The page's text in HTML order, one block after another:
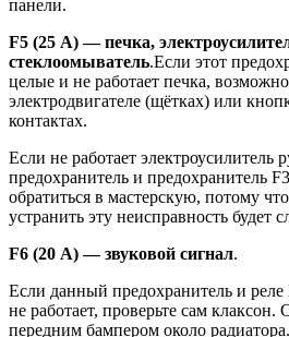
панели.
F5 (25 А) — печка,
стеклоомыватель.Если этот
целые и не работает печка,
электродвигателе (щётках) или
контактах.
Если не работает электроусилитель
предохранитель и предохранитель
обратиться в мастерскую, потому
устранить эту неисправность будет
F6 (20 А) — звуковой сигнал.
Если данный предохранитель и
не работает, проверьте сам
передним бампером около